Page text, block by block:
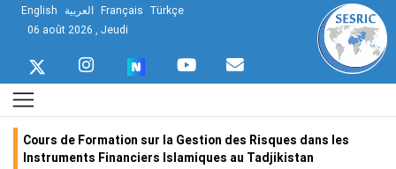
English العربية Français Türkçe
06 août 2026 , Jeudi
Cours de Formation sur la Gestion des Risques dans les
Instruments Financiers Islamiques au Tadjikistan